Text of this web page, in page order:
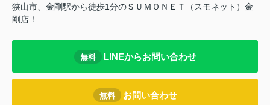
狭山市、金剛駅から徒歩1分のＳＵＭＯＮＥＴ（スモネット）金
剛店！
無料 LINEからお問い合わせ
無料 お問い合わせ